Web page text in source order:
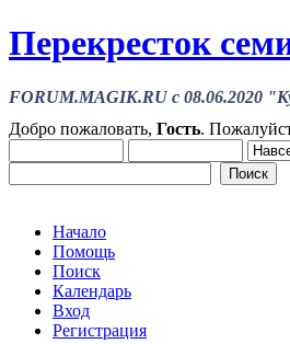
Перекресток
FORUM.MAGIK.RU c 08.06.2020
Добро пожаловать, Гость.
Начало
Помощь
Поиск
Календарь
Вход
Регистрация